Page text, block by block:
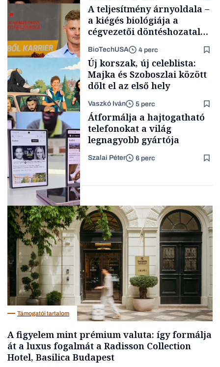
AI
Content Lab HUB
A teljesítmény árnyoldala –
a kiégés biológiája a
cégvezetői döntéshozatal
BioTechUSA 4 perc
Lista
Új korszak, új celeblista:
Majka és Szoboszlai között
dőlt el az első hely
Vaszkó Iván 5 perc
Big tech
Átformálja a hajtogatható
telefonokat a világ
legnagyobb gyártója
Szalai Péter 6 perc
Támogatói tartalom
A figyelem mint prémium valuta: így formálja
át a luxus fogalmát a Radisson Collection
Hotel, Basilica Budapest